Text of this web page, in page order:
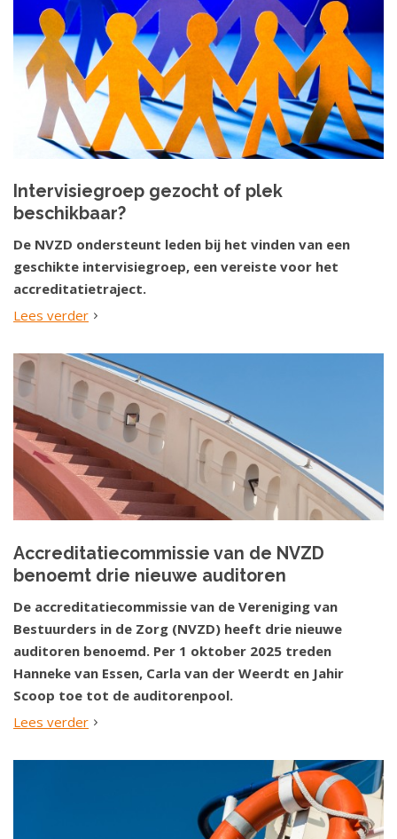
Intervisiegroep gezocht of plek
beschikbaar?
De NVZD ondersteunt leden bij het vinden van een
geschikte intervisiegroep, een vereiste voor het
accreditatietraject.
Lees verder
Accreditatiecommissie van de NVZD
benoemt drie nieuwe auditoren
De accreditatiecommissie van de Vereniging van
Bestuurders in de Zorg (NVZD) heeft drie nieuwe
auditoren benoemd. Per 1 oktober 2025 treden
Hanneke van Essen, Carla van der Weerdt en Jahir
Scoop toe tot de auditorenpool.
Lees verder